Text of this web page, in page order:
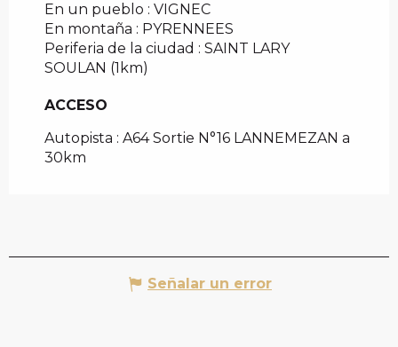
En un pueblo : VIGNEC
En montaña : PYRENNEES
Periferia de la ciudad : SAINT LARY
SOULAN (1km)
ACCESO
ACCESO
Autopista : A64 Sortie N°16 LANNEMEZAN a
30km
Señalar un error